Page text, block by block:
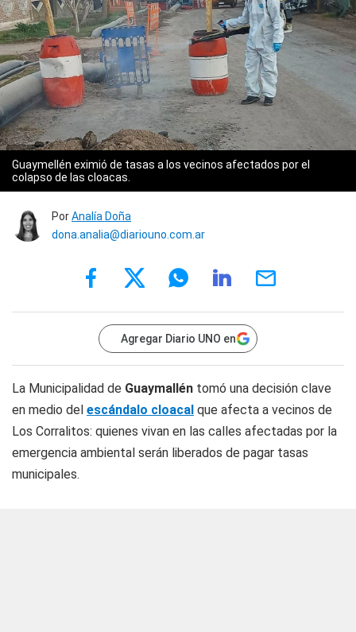
Guaymellén eximió de tasas a los vecinos afectados por el
colapso de las cloacas.
PorAnalía Doña
dona.analia@diariouno.com.ar
Agregar Diario UNO en
La Municipalidad de Guaymallén tomó una decisión clave
en medio del escándalo cloacal que afecta a vecinos de
Los Corralitos: quienes vivan en las calles afectadas por la
emergencia ambiental serán liberados de pagar tasas
municipales.